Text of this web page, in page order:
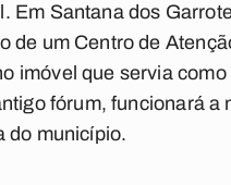
Em Santana dos
de um Centro de
imóvel que servia
fórum, funcionará a
do município.